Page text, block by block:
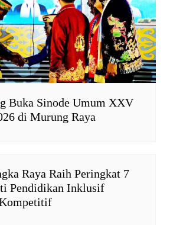
Buka Sinode Umum XXV
di Murung Raya
Raya Raih Peringkat 7
Pendidikan Inklusif